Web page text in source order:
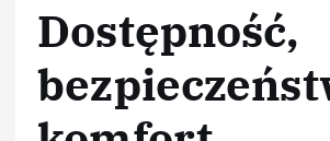
Dostępność,